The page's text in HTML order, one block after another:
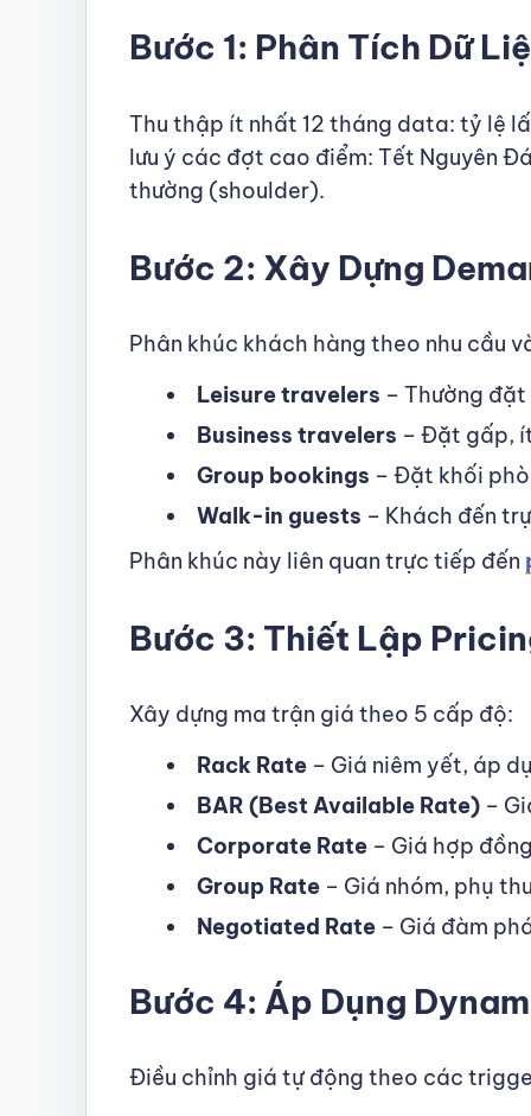
Bước 1: Phân Tích Dữ
Thu thập ít nhất 12 tháng data: tỷ lệ
lưu ý các đợt cao điểm: Tết Nguyên
thường (shoulder).
Bước 2: Xây Dựng
Phân khúc khách hàng theo nhu cầu
Leisure travelers – Thường
Business travelers – Đặt gấp,
Group bookings – Đặt khối
Walk-in guests – Khách đến
Phân khúc này liên quan trực tiếp đến
Bước 3: Thiết Lập
Xây dựng ma trận giá theo 5 cấp độ:
Rack Rate– Giá niêm yết, áp
BAR (Best Available Rate)–
Corporate Rate– Giá hợp
Group Rate– Giá nhóm, phụ
Negotiated Rate– Giá đàm
Bước 4: Áp Dụng
Điều chỉnh giá tự động theo các